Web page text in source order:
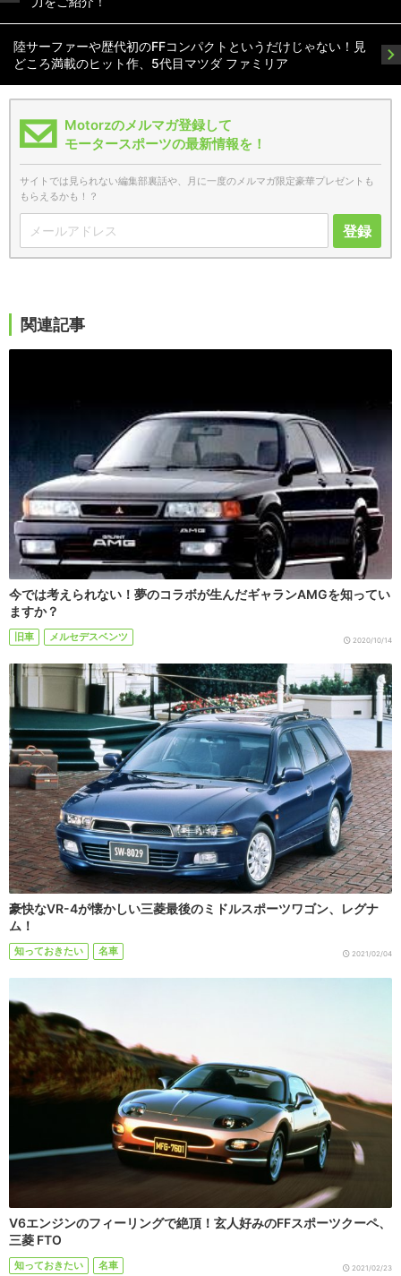
陸サーファーや歴代初のFFコンパクトというだけじゃない！見
どころ満載のヒット作、5代目マツダ ファミリア
Motorzのメルマガ登録して
モータースポーツの最新情報を！
サイトでは見られない編集部裏話や、月に一度のメルマガ限定豪華プレゼントも
もらえるかも！？
登録
関連記事
今では考えられない！夢のコラボが生んだギャランAMGを知ってい
ますか？
旧車 メルセデスベンツ 2020/10/14
豪快なVR-4が懐かしい三菱最後のミドルスポーツワゴン、レグナ
ム！
知っておきたい 名車 2021/02/04
V6エンジンのフィーリングで絶頂！玄人好みのFFスポーツクーペ、
三菱 FTO
知っておきたい 名車 2021/02/23